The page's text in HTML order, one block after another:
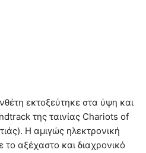
εκτοξεύτηκε στα ύψη και
της ταινίας Chariots of
H αμιγώς ηλεκτρονική
το αξέχαστο και διαχρονικό